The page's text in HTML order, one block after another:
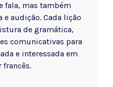
fala, mas também
audição. Cada lição
de gramática,
comunicativas para
e interessada em
francês.